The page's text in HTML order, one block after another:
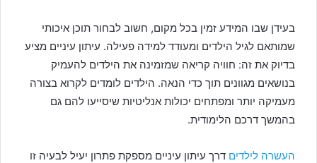
בעידן שבו המידע זמין בכל מקום, חשוב לבחור תוכן איכותי
שמותאם לגיל הילדים ומעודד למידה פעילה. עיתון עיניים מציע
בדיוק את זה: חוויה קריאה שמזמינה את הילדים להעמיק
בנושאים מגוונים תוך כדי הנאה. הילדים לומדים לקרוא בצורה
מעמיקה יותר ומפתחים יכולות אנליטיות שיסייעו להם גם
בהמשך דרכם הלימודית.
העשרה לילדים דרך עיתון עיניים מספקת פתרון יעיל לבעיה זו